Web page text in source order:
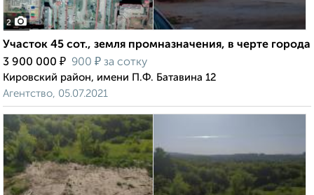
2
Участок 45 сот., земля промназначения, в черте города
3 900 000 ₽ 900 ₽ за сотку
Кировский район, имени П.Ф. Батавина 12
Агентство, 05.07.2021